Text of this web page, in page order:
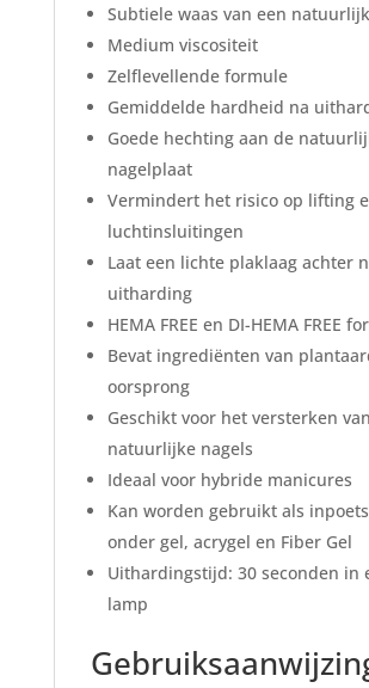
Subtiele waas van een
Medium viscositeit
Zelflevellende formule
Gemiddelde hardheid na
Goede hechting aan de
nagelplaat
Vermindert het risico op lifting
luchtinsluitingen
Laat een lichte plaklaag achter
uitharding
HEMA FREE en DI-HEMA FREE
Bevat ingrediënten van
oorsprong
Geschikt voor het versterken van
natuurlijke nagels
Ideaal voor hybride manicures
Kan worden gebruikt als
onder gel, acrygel en Fiber Gel
Uithardingstijd: 30 seconden in
lamp